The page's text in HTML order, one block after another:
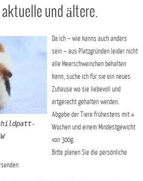
und ältere.
Da ich – wie kanns auch anders
sein – aus Platzgründen leider nicht
alle Meerschweinchen behalten
kann, suche ich für sie ein neues
Zuhause wo sie liebevoll und
artgerecht gehalten werden.
Abgabe der Tiere frühestens mit 4
Wochen und einem Mindestgewicht
von 300g.
Bitte planen Sie die persönliche